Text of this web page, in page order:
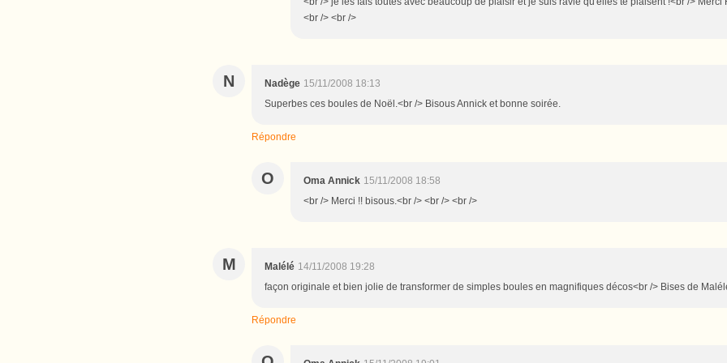
<br /> <br />
N Nadège 15/11/2008 18:13
Superbes ces boules de Noël.<br /> Bisous Annick et bonne soirée.
Répondre
O Oma Annick 15/11/2008 18:58
<br /> Merci !! bisous.<br /> <br /> <br />
M Malélé 14/11/2008 19:28
façon originale et bien jolie de transformer de simples boules en magnifiques décos<br /> Bises de
Répondre